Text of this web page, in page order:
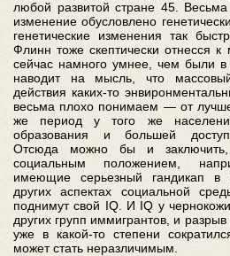
любой развитой стране 45.
изменение обусловлено
генетические изменения так
Флинн тоже скептически отнесся
сейчас намного умнее, чем были
наводит на мысль, что
действия каких-то
весьма плохо понимаем — от
же период у того же
образования и большей
Отсюда можно бы и
социальным положением,
имеющие серьезный гандикап в
других аспектах социальной
поднимут свой IQ. И IQ у
других групп иммигрантов, и
уже в какой-то степени
может стать неразличимым.